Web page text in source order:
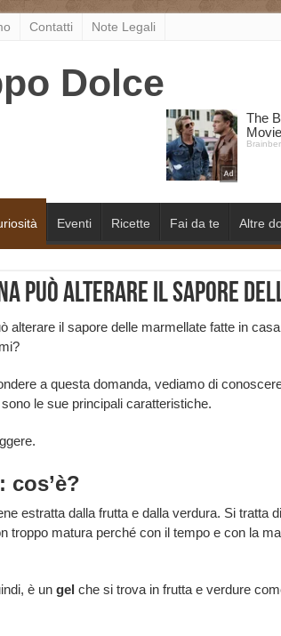
Contatti Note Legali
Eventi Ricette Fai da te Altre
può alterare il sapore
alterare il sapore delle marmellate fatte in
a questa domanda, vediamo di
le sue principali caratteristiche.
cos’è?
estratta dalla frutta e dalla verdura. Si tratta
troppo matura perché con il tempo e con la
è un gel che si trova in frutta e verdure